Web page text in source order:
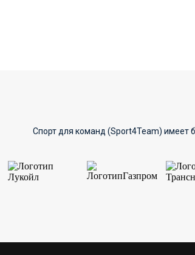
Спорт для команд (Sport4Team) имеет